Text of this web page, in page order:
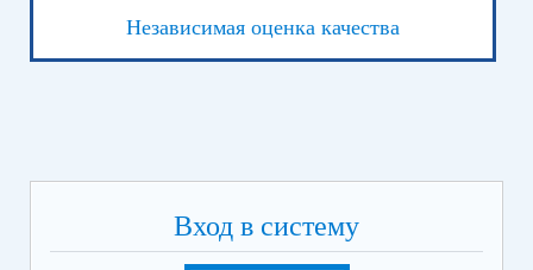
Независимая оценка качества
Вход в систему